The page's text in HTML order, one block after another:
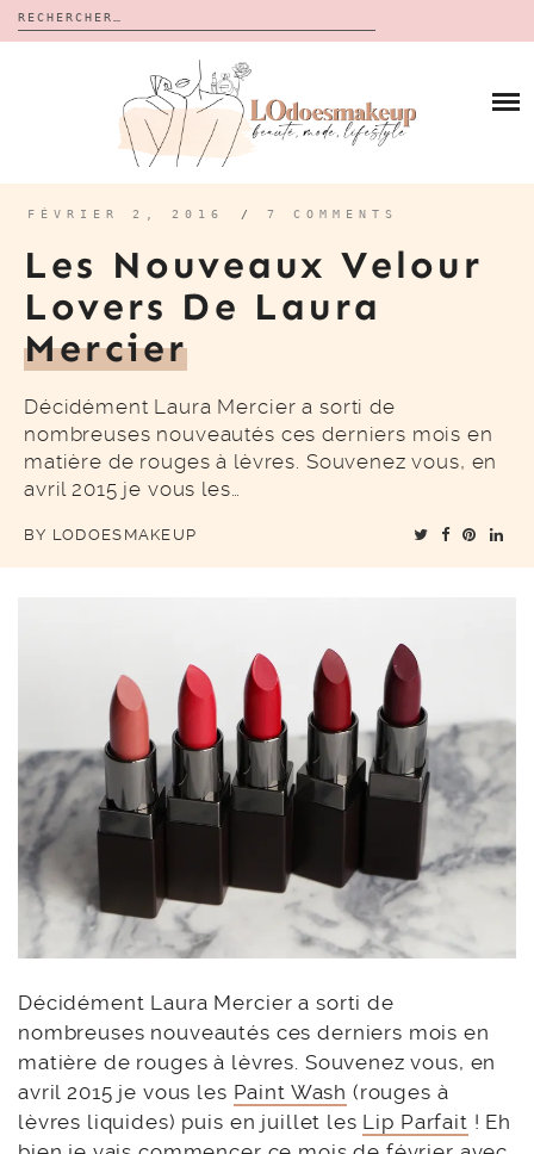
Rechercher :
CALENDRIERS DE L’AVENT
BON PLAN
À PROPOS
CONTACT
FÉVRIER 2, 2016 / 7 COMMENTS
Les Nouveaux Velour
Lovers De Laura
Mercier
Décidément Laura Mercier a sorti de
nombreuses nouveautés ces derniers mois en
matière de rouges à lèvres. Souvenez vous, en
avril 2015 je vous les…
BY LODOESMAKEUP
Décidément Laura Mercier a sorti de
nombreuses nouveautés ces derniers mois en
matière de rouges à lèvres. Souvenez vous, en
avril 2015 je vous les Paint Wash (rouges à
lèvres liquides) puis en juillet les Lip Parfait ! Eh